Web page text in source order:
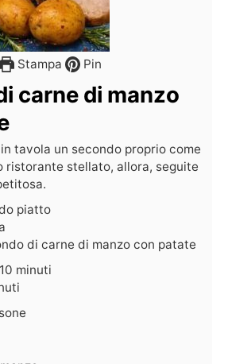
Stampa Pin
carne di manzo
tavola un secondo proprio come
ristorante stellato, allora, seguite
piatto
di carne di manzo con patate
10 minuti